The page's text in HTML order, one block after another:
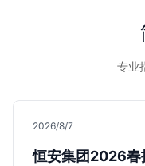
专业
2026/8/7
恒安集团2026春